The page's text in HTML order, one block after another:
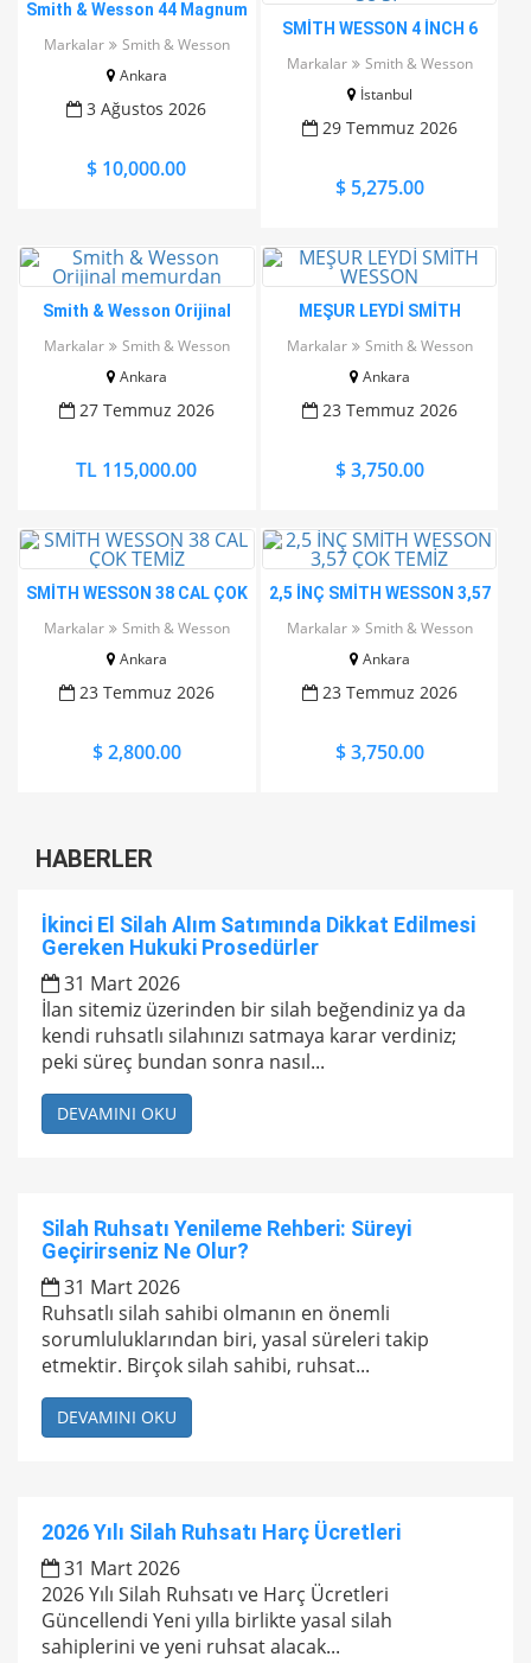
Smith & Wesson 44 Magnum
Markalar
Smith & Wesson
Ankara
3 Ağustos 2026
$ 10,000.00
SMİTH WESSON 4 İNCH 6
Markalar
Smith & Wesson
İstanbul
29 Temmuz 2026
$ 5,275.00
Smith & Wesson Orijinal
Markalar
Smith & Wesson
Ankara
27 Temmuz 2026
TL 115,000.00
MEŞUR LEYDİ SMİTH
Markalar
Smith & Wesson
Ankara
23 Temmuz 2026
$ 3,750.00
SMİTH WESSON 38 CAL ÇOK
Markalar
Smith & Wesson
Ankara
23 Temmuz 2026
$ 2,800.00
2,5 İNÇ SMİTH WESSON 3,57
Markalar
Smith & Wesson
Ankara
23 Temmuz 2026
$ 3,750.00
HABERLER
İkinci El Silah Alım Satımında Dikkat Edilmesi
Gereken Hukuki Prosedürler
31 Mart 2026
İlan sitemiz üzerinden bir silah beğendiniz ya da
kendi ruhsatlı silahınızı satmaya karar verdiniz;
peki süreç bundan sonra nasıl...
DEVAMINI OKU
Silah Ruhsatı Yenileme Rehberi: Süreyi
Geçirirseniz Ne Olur?
31 Mart 2026
Ruhsatlı silah sahibi olmanın en önemli
sorumluluklarından biri, yasal süreleri takip
etmektir. Birçok silah sahibi, ruhsat...
DEVAMINI OKU
2026 Yılı Silah Ruhsatı Harç Ücretleri
31 Mart 2026
2026 Yılı Silah Ruhsatı ve Harç Ücretleri
Güncellendi Yeni yılla birlikte yasal silah
sahiplerini ve yeni ruhsat alacak...